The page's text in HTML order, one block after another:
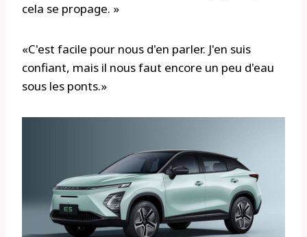
cela se propage. »
«C'est facile pour nous d'en parler. J'en suis
confiant, mais il nous faut encore un peu d'eau
sous les ponts.»